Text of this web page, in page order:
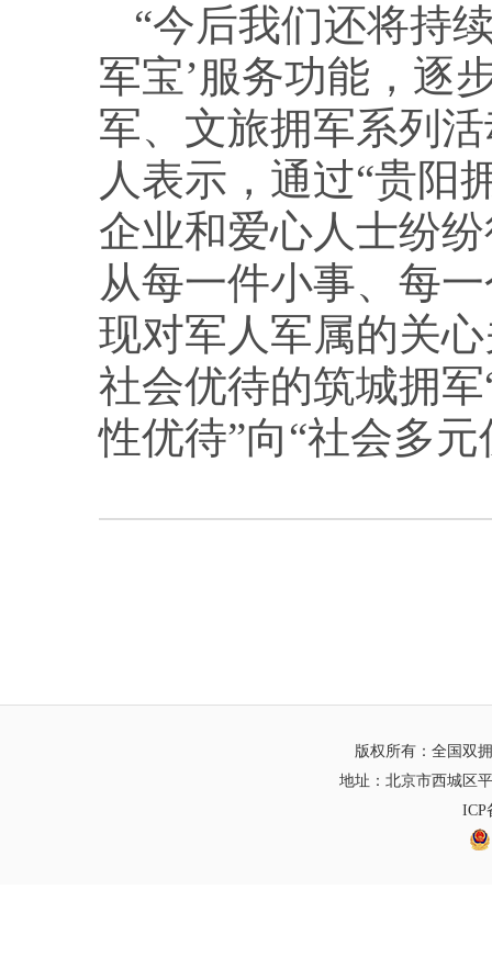
“今后我们还将持
军宝’服务功能，逐
军、文旅拥军系列
人表示，通过“贵阳
企业和爱心人士纷
从每一件小事、每
现对军人军属的关
社会优待的筑城拥
性优待”向“社会多
版权所有：全国双
地址：北京市西城区
ICP